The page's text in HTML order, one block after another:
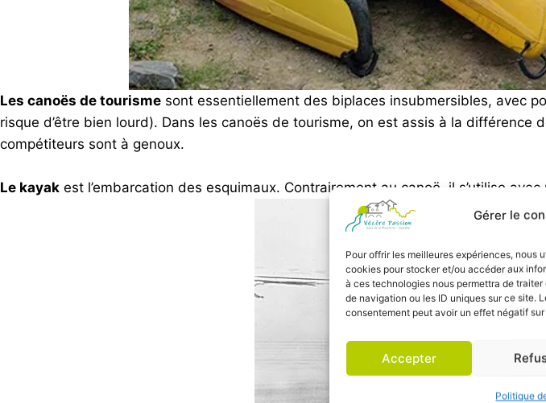
Gérer le
Pour offrir les meilleures expériences, nous
cookies pour stocker et/ou accéder aux
à ces technologies nous permettra de
de navigation ou les ID uniques sur ce site.
consentement peut avoir un effet négatif
Accepter
Politique
Les canoës de tourisme sont essentiellement des biplaces insubmersibles, avec
risque d’être bien lourd). Dans les canoës de tourisme, on est assis à la
compétiteurs sont à genoux.
Le kayak est l’embarcation des esquimaux. Contrairement au canoë, il s’utilise